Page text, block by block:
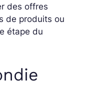
des offres
de produits ou
étape du